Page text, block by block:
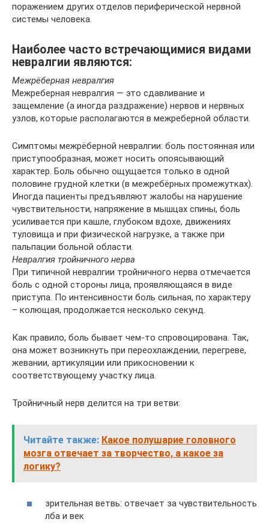
поражением других отделов периферической нервной
системы человека.
Наиболее часто встречающимися видами
невралгии являются:
Межрёберная невралгия
Межреберная невралгия — это сдавливание и
защемление (а иногда раздражение) нервов и нервных
узлов, которые располагаются в межреберной области.
Симптомы межрёберной невралгии: боль постоянная или
приступообразная, может носить опоясывающий
характер. Боль обычно ощущается только в одной
половине грудной клетки (в межребёрных промежутках).
Иногда пациенты предъявляют жалобы на нарушение
чувствительности, напряжение в мышцах спины, боль
усиливается при кашле, глубоком вдохе, движениях
туловища и при физической нагрузке, а также при
пальпации больной области.
Невралгия тройничного нерва
При типичной невралгии тройничного нерва отмечается
боль с одной стороны лица, проявляющаяся в виде
приступа. По интенсивности боль сильная, по характеру
– колющая, продолжается несколько секунд.
Как правило, боль бывает чем-то спровоцирована. Так,
она может возникнуть при переохлаждении, перегреве,
жевании, артикуляции или прикосновении к
соответствующему участку лица.
Тройничный нерв делится на три ветви:
Читайте также: Какое полушарие головного
мозга отвечает за творчество, а какое за
логику?
зрительная ветвь: отвечает за чувствительность
лба и век